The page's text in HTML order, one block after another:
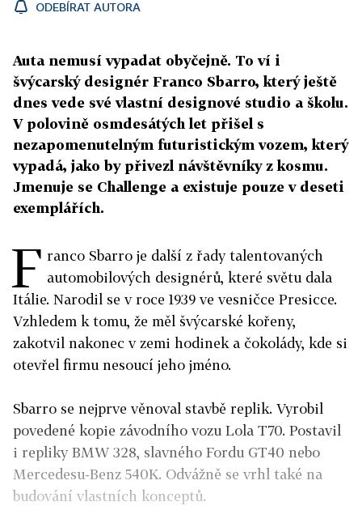
ODEBÍRAT AUTORA
Auta nemusí vypadat obyčejně. To ví i
švýcarský designér Franco Sbarro, který ještě
dnes vede své vlastní designové studio a školu.
V polovině osmdesátých let přišel s
nezapomenutelným futuristickým vozem, který
vypadá, jako by přivezl návštěvníky z kosmu.
Jmenuje se Challenge a existuje pouze v deseti
exemplářích.
F ranco Sbarro je další z řady talentovaných
automobilových designérů, které světu dala
Itálie. Narodil se v roce 1939 ve vesničce Presicce.
Vzhledem k tomu, že měl švýcarské kořeny,
zakotvil nakonec v zemi hodinek a čokolády, kde si
otevřel firmu nesoucí jeho jméno.
Sbarro se nejprve věnoval stavbě replik. Vyrobil
povedené kopie závodního vozu Lola T70. Postavil
i repliky BMW 328, slavného Fordu GT40 nebo
Mercedesu-Benz 540K. Odvážně se vrhl také na
budování vlastních konceptů.